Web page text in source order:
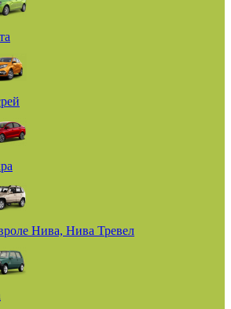
Нива, Нива Тревел